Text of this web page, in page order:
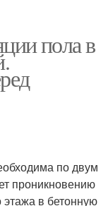
пола в
по двум
проникновению
этажа в бетонную